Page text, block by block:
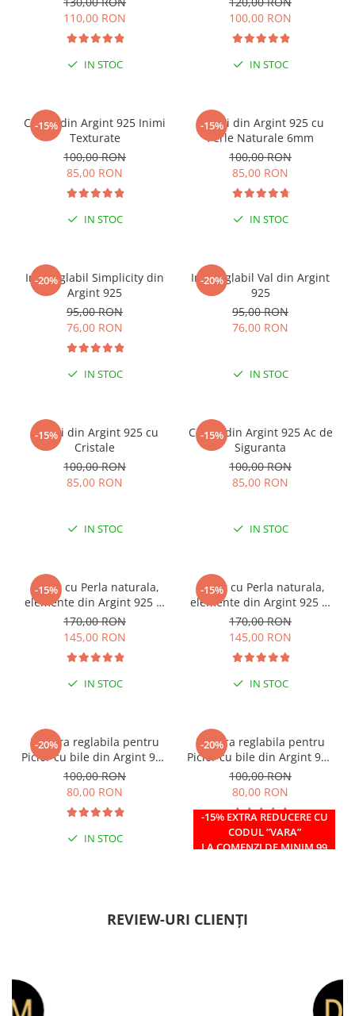
110,00 RON
IN STOC
100,00 RON
IN STOC
-15%
Cercei din Argint 925 Inimi
Texturate
100,00 RON
85,00 RON
IN STOC
-15%
Cercei din Argint 925 cu
Perle Naturale 6mm
100,00 RON
85,00 RON
IN STOC
-20%
Inel reglabil Simplicity din
Argint 925
95,00 RON
76,00 RON
IN STOC
-20%
Inel reglabil Val din Argint
925
95,00 RON
76,00 RON
IN STOC
-15%
Cercei din Argint 925 cu
Cristale
100,00 RON
85,00 RON
IN STOC
-15%
Cercei din Argint 925 Ac de
Siguranta
100,00 RON
85,00 RON
IN STOC
-15%
Colier cu Perla naturala,
elemente din Argint 925 si
margele Miyuki, multicolor
170,00 RON
145,00 RON
IN STOC
-15%
Colier cu Perla naturala,
elemente din Argint 925 si
margele Miyuki, verde/kiwi
170,00 RON
145,00 RON
IN STOC
-20%
Bratara reglabila pentru
Picior cu bile din Argint 925
si margele Miyuki rosii
100,00 RON
80,00 RON
IN STOC
-20%
-15% EXTRA REDUCERE CU
CODUL ”VARA”
LA COMENZI DE MINIM 99
Bratara reglabila pentru
Picior cu bile din Argint 925
si margele Miyuki verzi
100,00 RON
80,00 RON
IN STOC
REVIEW-URI CLIENȚI